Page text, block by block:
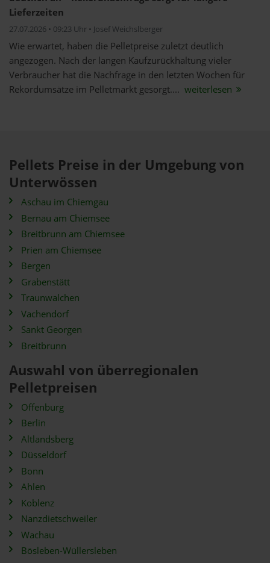
Lieferzeiten
27.07.2026 • 09:23 Uhr • Josef Weichslberger
Wie erwartet, haben die Pelletpreise zuletzt deutlich
angezogen. Nach der langen Kaufzurückhaltung vieler
Verbraucher hat die Nachfrage in den letzten Wochen für
Rekordumsätze im Pelletmarkt gesorgt.... weiterlesen
Pellets Preise in der Umgebung von
Unterwössen
Aschau im Chiemgau
Bernau am Chiemsee
Breitbrunn am Chiemsee
Prien am Chiemsee
Bergen
Grabenstätt
Traunwalchen
Vachendorf
Sankt Georgen
Breitbrunn
Auswahl von überregionalen
Pelletpreisen
Offenburg
Berlin
Altlandsberg
Düsseldorf
Bonn
Ahlen
Koblenz
Nanzdietschweiler
Wachau
Bösleben-Wüllersleben